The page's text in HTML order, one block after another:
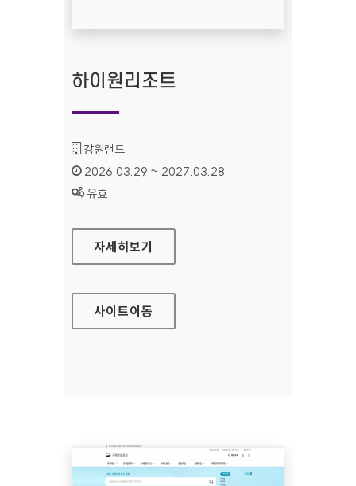
하이원리조트
기관명 :
강원랜드
인증기간 :
2026.03.29 ~ 2027.03.28
상태 :
유효
하이원리조트
자세히보기
사이트이동